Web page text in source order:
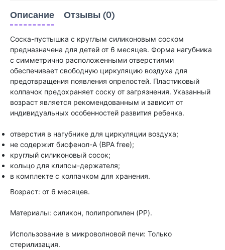
Описание Отзывы (0)
Соска-пустышка с круглым силиконовым соском
предназначена для детей от 6 месяцев. Форма нагубника
с симметрично расположенными отверстиями
обеспечивает свободную циркуляцию воздуха для
предотвращения появления опрелостей. Пластиковый
колпачок предохраняет соску от загрязнения. Указанный
возраст является рекомендованным и зависит от
индивидуальных особенностей развития ребенка.
отверстия в нагубнике для циркуляции воздуха;
не содержит бисфенол-А (BPA free);
круглый силиконовый сосок;
кольцо для клипсы-держателя;
в комплекте с колпачком для хранения.
Возраст: от 6 месяцев.
Материалы: силикон, полипропилен (PP).
Использование в микроволновой печи: Только
стерилизация.